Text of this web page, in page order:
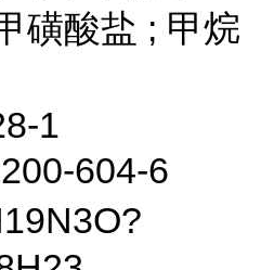
磺酸盐 ; 甲烷
1
604-6